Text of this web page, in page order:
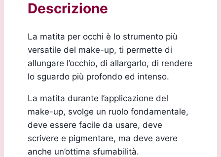
Descrizione
La matita per occhi è lo strumento più
versatile del make-up, ti permette di
allungare l’occhio, di allargarlo, di rendere
lo sguardo più profondo ed intenso.
La matita durante l’applicazione del
make-up, svolge un ruolo fondamentale,
deve essere facile da usare, deve
scrivere e pigmentare, ma deve avere
anche un’ottima sfumabilità.